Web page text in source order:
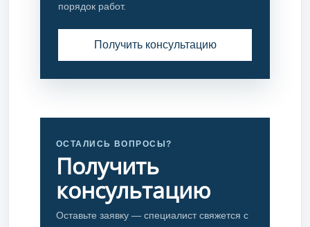
порядок работ.
Получить консультацию
ОСТАЛИСЬ ВОПРОСЫ?
Получить
консультацию
Оставьте заявку — специалист свяжется с